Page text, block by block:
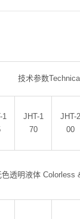
技术参数
1
JHT-1
70
JHT-2
00
色透明液体 Colorless